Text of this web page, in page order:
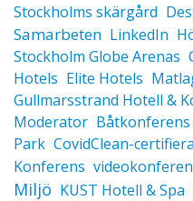
Stockholms skärgård
Samarbeten LinkedIn
Stockholm Globe Arenas
Hotels Elite Hotels
Gullmarsstrand Hotell &
Moderator Båtkonferens
Park CovidClean-
Konferens
Miljö KUST Hotell & Spa